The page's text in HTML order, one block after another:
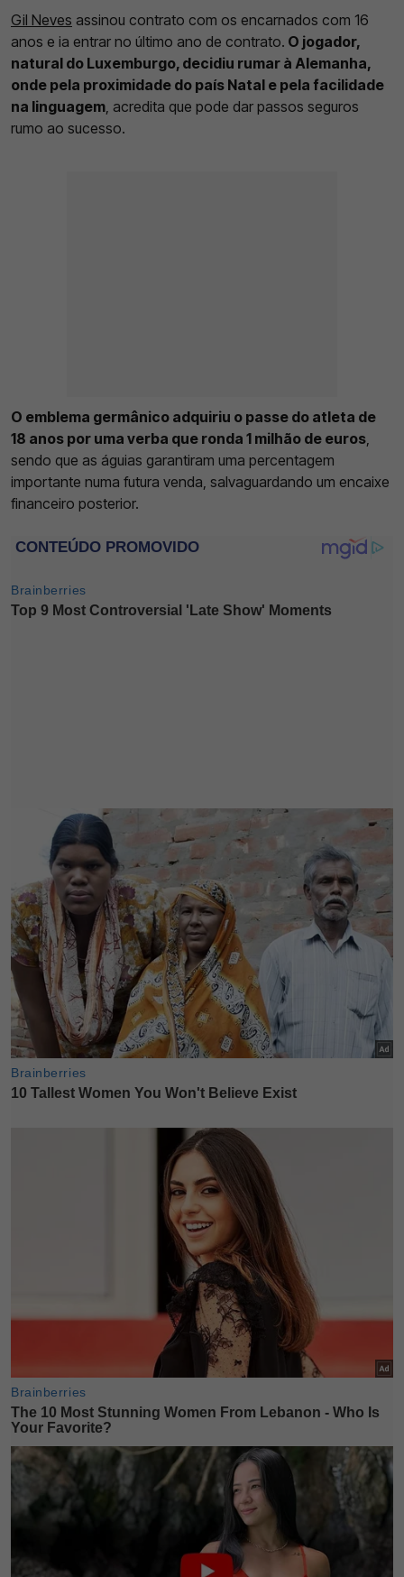
Gil Neves assinou contrato com os encarnados com 16
anos e ia entrar no último ano de contrato. O jogador,
natural do Luxemburgo, decidiu rumar à Alemanha,
onde pela proximidade do país Natal e pela facilidade
na linguagem , acredita que pode dar passos seguros
rumo ao sucesso.
O emblema germânico adquiriu o passe do atleta de
18 anos por uma verba que ronda 1 milhão de euros
sendo que as águias garantiram uma percentagem
importante numa futura venda, salvaguardando um encaixe
financeiro posterior.